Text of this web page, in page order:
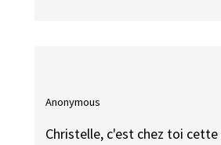
Anonymous
Christelle, c'est chez toi cette